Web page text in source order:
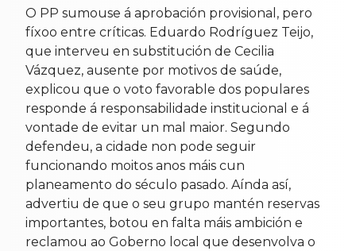
O PP sumouse á aprobación provisional, pero
fíxoo entre críticas. Eduardo Rodríguez Teijo,
que interveu en substitución de Cecilia
Vázquez, ausente por motivos de saúde,
explicou que o voto favorable dos populares
responde á responsabilidade institucional e á
vontade de evitar un mal maior. Segundo
defendeu, a cidade non pode seguir
funcionando moitos anos máis cun
planeamento do século pasado. Aínda así,
advertiu de que o seu grupo mantén reservas
importantes, botou en falta máis ambición e
reclamou ao Goberno local que desenvolva o